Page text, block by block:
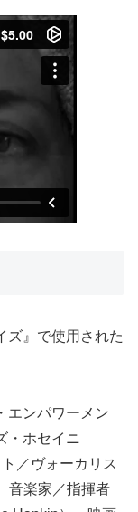
ズ』で使用された
エンパワーメン
・ホセイニ
／ヴォーカリス
音楽家／指揮者